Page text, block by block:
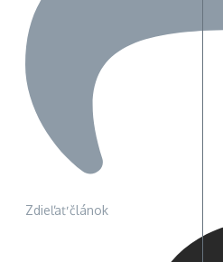
Zdieľať článok